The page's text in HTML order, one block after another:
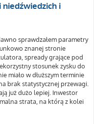
niedźwiedzich i
sprawdzałem parametry
znanej stronie
spready grające pod
stosunek zysku do
miało w dłuższym terminie
brak statystycznej przewagi.
już dużo lepiej. Inwestor
strata, na którą z kolei